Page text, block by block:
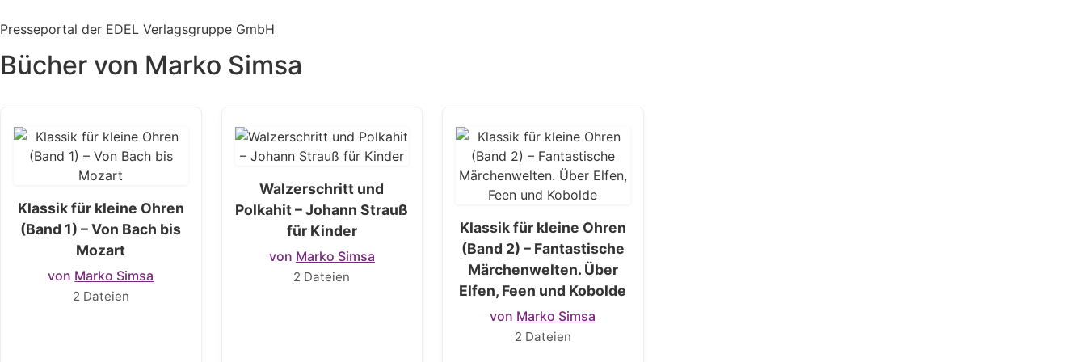
Inhalt
Presseportal der EDEL Verlagsgruppe GmbH
Bücher von Marko Simsa
Klassik für kleine Ohren
(Band 1) – Von Bach bis
Mozart
von Marko Simsa
2 Dateien
Walzerschritt und
Polkahit – Johann Strauß
für Kinder
von Marko Simsa
2 Dateien
Klassik für kleine Ohren
(Band 2) – Fantastische
Märchenwelten. Über
Elfen, Feen und Kobolde
von Marko Simsa
2 Dateien